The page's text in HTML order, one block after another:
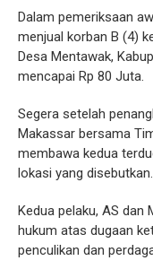
Dalam pemeriksaan
menjual korban B (4)
Desa Mentawak,
mencapai Rp 80 Juta.
Segera setelah
Makassar bersama
membawa kedua
lokasi yang disebutkan.
Kedua pelaku, AS dan
hukum atas dugaan
penculikan dan